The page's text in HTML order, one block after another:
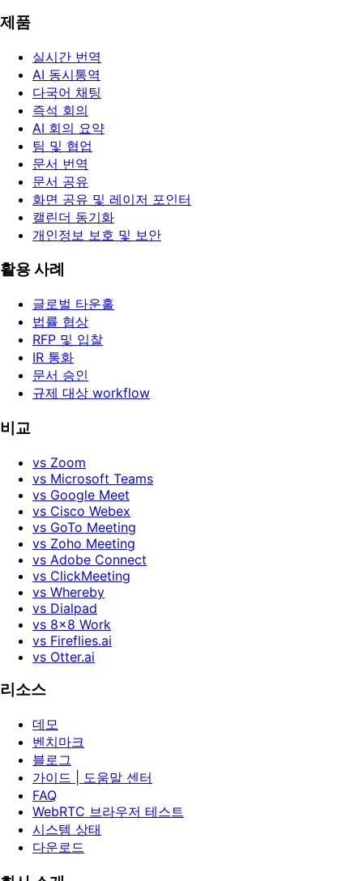
제품
실시간 번역
AI 동시통역
다국어 채팅
즉석 회의
AI 회의 요약
팀 및 협업
문서 번역
문서 공유
화면 공유 및 레이저 포인터
캘린더 동기화
개인정보 보호 및 보안
활용 사례
글로벌 타운홀
법률 협상
RFP 및 입찰
IR 통화
문서 승인
규제 대상 workflow
비교
vs Zoom
vs Microsoft Teams
vs Google Meet
vs Cisco Webex
vs GoTo Meeting
vs Zoho Meeting
vs Adobe Connect
vs ClickMeeting
vs Whereby
vs Dialpad
vs 8x8 Work
vs Fireflies.ai
vs Otter.ai
리소스
데모
벤치마크
블로그
가이드 | 도움말 센터
FAQ
WebRTC 브라우저 테스트
시스템 상태
다운로드